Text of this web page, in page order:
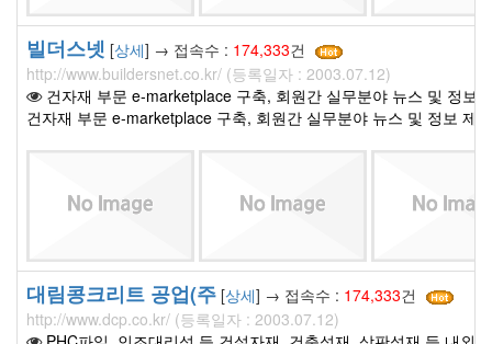
빌더스넷 [상세] → 접속수 : 174,333건
http://www.buildersnet.co.kr/ (등록일자 : 2003.07.12)
건자재 부문 e-marketplace 구축, 회원간 실무분야 뉴스 및 정보
건자재 부문 e-marketplace 구축, 회원간 실무분야 뉴스 및 정보 제
대림콩크리트 공업(주 [상세] → 접속수 : 174,333건
http://www.dcp.co.kr/ (등록일자 : 2003.07.12)